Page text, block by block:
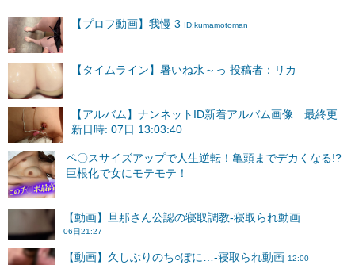
【プロフ動画】我慢 3 ID:kumamotoman
【タイムライン】暑いね水～っ 投稿者：リカ
【アルバム】ナンネットID新着アルバム画像 最終更
新日時: 07日 13:03:40